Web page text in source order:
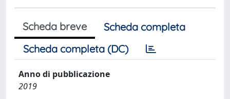
Scheda breve
Scheda completa
Scheda completa (DC)
Anno di pubblicazione
2019